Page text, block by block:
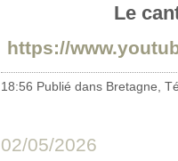
Le
https://
18:56 Publié dans Bretagne
02/05/2026